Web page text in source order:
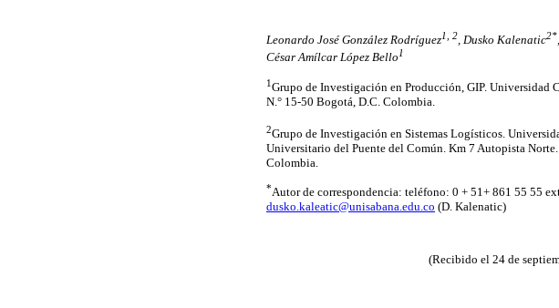
Leonardo José González Rodríguez1, 2 , Dusko Kalenatic2*
César Amílcar López Bello1
1Grupo de Investigación en Producción, GIP. Universidad
N.° 15-50 Bogotá, D.C. Colombia.
2Grupo de Investigación en Sistemas Logísticos.
Universitario del Puente del Común. Km 7 Autopista Norte.
Colombia.
*Autor de correspondencia: teléfono: 0 + 51+ 861 55 55
dusko.kaleatic@unisabana.edu.co (D. Kalenatic)
(Recibido el 24 de